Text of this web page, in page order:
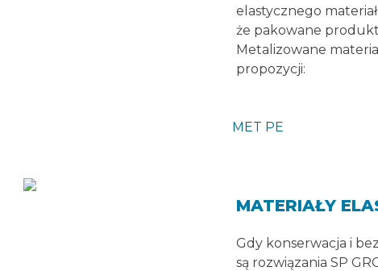
elastycznego
że pakowane
Metalizowane
propozycji:
MET PE
MATERIAŁY
Gdy konserwacja i
są rozwiązania SP